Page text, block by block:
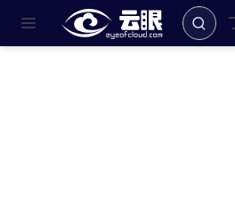
跳至主要內容